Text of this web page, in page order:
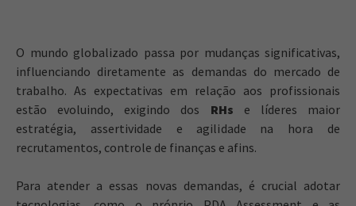
O mundo globalizado passa por mudanças significativas,
influenciando diretamente as demandas do mercado de
trabalho. As expectativas em relação aos profissionais
estão evoluindo, exigindo dos RHs e líderes maior
estratégia, assertividade e agilidade na hora de
recrutamentos, controle de finanças e afins.
Para atender a essas novas demandas, é crucial adotar